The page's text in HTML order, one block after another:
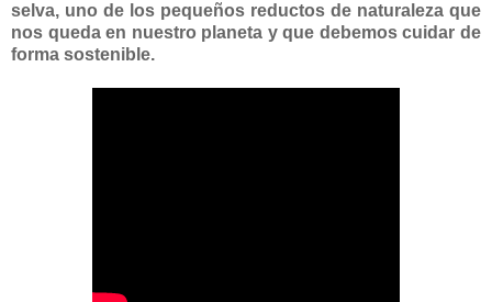
selva, uno de los pequeños reductos de naturaleza que
nos queda en nuestro planeta y que debemos cuidar de
forma sostenible.